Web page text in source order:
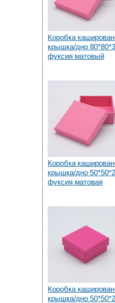
Коробка
крышка/дно
фуксия матовый
Коробка
крышка/дно
фуксия матовая
Коробка
крышка/дно